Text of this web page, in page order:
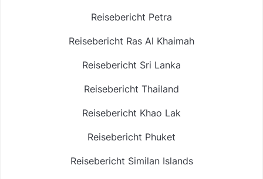
Reisebericht Petra
Reisebericht Ras Al Khaimah
Reisebericht Sri Lanka
Reisebericht Thailand
Reisebericht Khao Lak
Reisebericht Phuket
Reisebericht Similan Islands